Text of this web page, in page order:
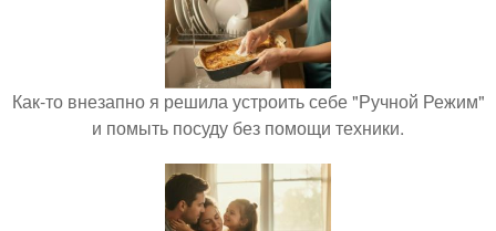
Как-то внезапно я решила устроить себе "Ручной Режим"
и помыть посуду без помощи техники.